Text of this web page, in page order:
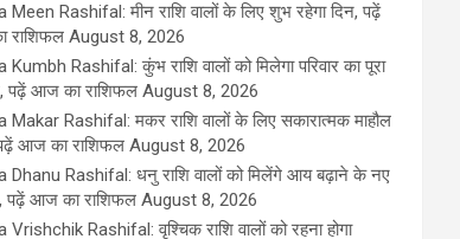
Meen Rashifal: मीन राशि वालों के लिए शुभ रहेगा दिन, पढ़ें
राशिफल August 8, 2026
Kumbh Rashifal: कुंभ राशि वालों को मिलेगा परिवार का पूरा
पढ़ें आज का राशिफल August 8, 2026
Makar Rashifal: मकर राशि वालों के लिए सकारात्मक माहौल
आज का राशिफल August 8, 2026
Dhanu Rashifal: धनु राशि वालों को मिलेंगे आय बढ़ाने के नए
पढ़ें आज का राशिफल August 8, 2026
Vrishchik Rashifal: वृश्चिक राशि वालों को रहना होगा